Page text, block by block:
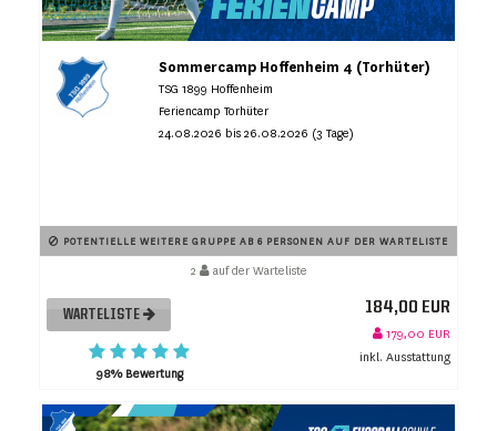
Sommercamp Hoffenheim 4 (Torhüter)
TSG 1899 Hoffenheim
Feriencamp Torhüter
24.08.2026 bis 26.08.2026 (3 Tage)
POTENTIELLE WEITERE GRUPPE AB 6 PERSONEN AUF DER WARTELISTE
2 auf der Warteliste
WARTELISTE
98% Bewertung
184,00 EUR
179,00 EUR
inkl. Ausstattung